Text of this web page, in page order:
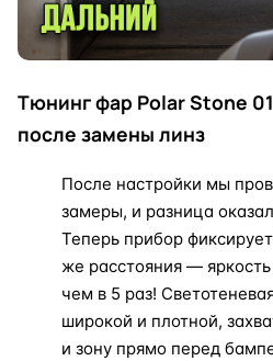
Тюнинг фар Polar Stone
после замены линз
После настройки мы
замеры, и разница
Теперь прибор
же расстояния —
чем в 5 раз!
широкой и плотной,
и зону прямо перед